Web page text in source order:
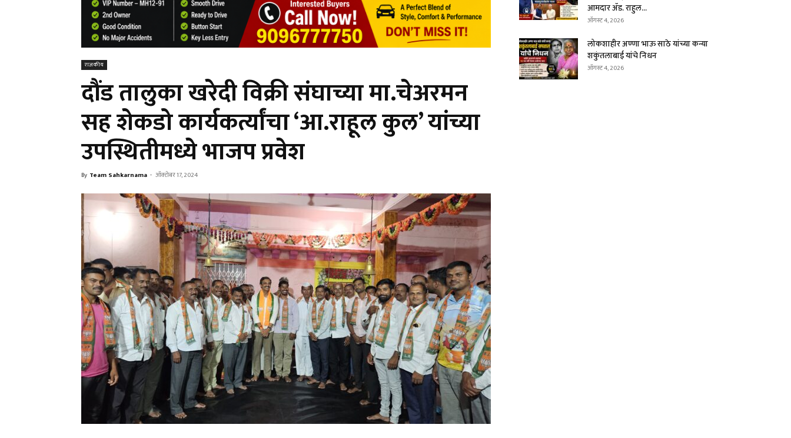
राजकीय
दौंड तालुका खरेदी विक्री संघाच्या मा.चेअरमन
सह शेकडो कार्यकर्त्यांचा ‘आ.राहूल कुल’ यांच्या
उपस्थितीमध्ये भाजप प्रवेश
By Team Sahkarnama - ऑक्टोबर 17, 2024
आमदार ॲड. राहुल...
ऑगस्ट 4, 2026
लोकशाहीर अण्णा भाऊ साठे यांच्या कन्या
शकुंतलाबाई यांचे निधन
ऑगस्ट 4, 2026